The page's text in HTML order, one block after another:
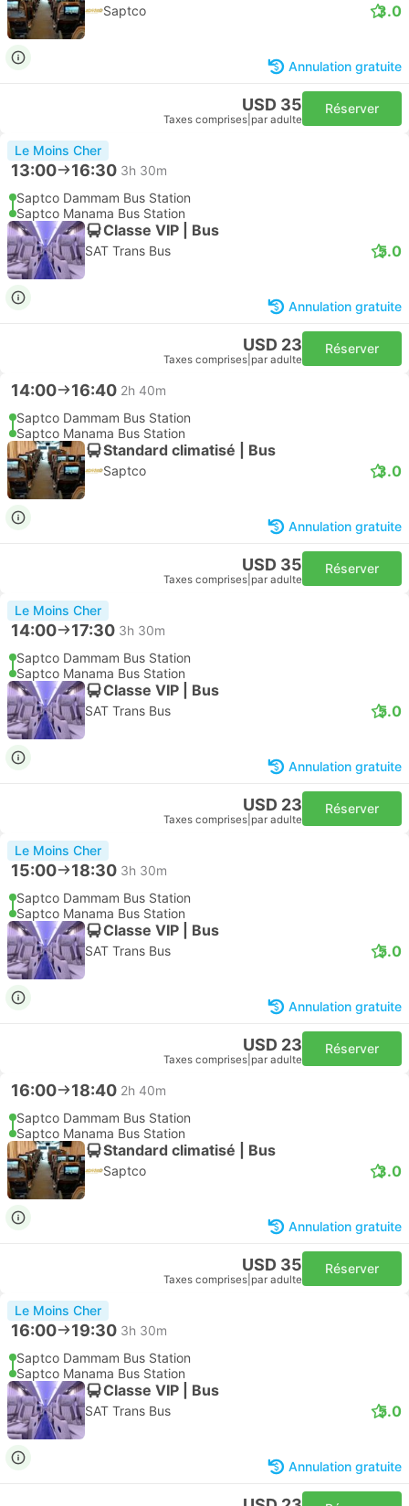
Saptco 3.0
Annulation gratuite
USD 35
Taxes comprises par adulte
Réserver
Le Moins Cher
13:00 16:30 3h 30m
Saptco Dammam Bus Station
Saptco Manama Bus Station
Classe VIP | Bus
SAT Trans Bus 5.0
Annulation gratuite
USD 23
Taxes comprises par adulte
Réserver
14:00 16:40 2h 40m
Saptco Dammam Bus Station
Saptco Manama Bus Station
Standard climatisé | Bus
Saptco 3.0
Annulation gratuite
USD 35
Taxes comprises par adulte
Réserver
Le Moins Cher
14:00 17:30 3h 30m
Saptco Dammam Bus Station
Saptco Manama Bus Station
Classe VIP | Bus
SAT Trans Bus 5.0
Annulation gratuite
USD 23
Taxes comprises par adulte
Réserver
Le Moins Cher
15:00 18:30 3h 30m
Saptco Dammam Bus Station
Saptco Manama Bus Station
Classe VIP | Bus
SAT Trans Bus 5.0
Annulation gratuite
USD 23
Taxes comprises par adulte
Réserver
16:00 18:40 2h 40m
Saptco Dammam Bus Station
Saptco Manama Bus Station
Standard climatisé | Bus
Saptco 3.0
Annulation gratuite
USD 35
Taxes comprises par adulte
Réserver
Le Moins Cher
16:00 19:30 3h 30m
Saptco Dammam Bus Station
Saptco Manama Bus Station
Classe VIP | Bus
SAT Trans Bus 5.0
Annulation gratuite